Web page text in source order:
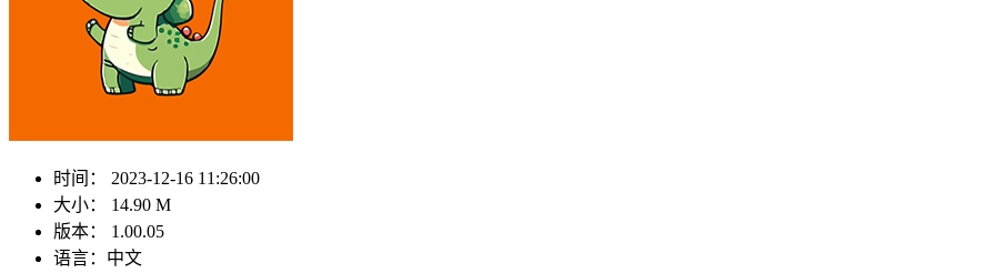
时间：
2023-12-16 11:26:00
大小：
14.90 M
版本：
1.00.05
语言： 中文